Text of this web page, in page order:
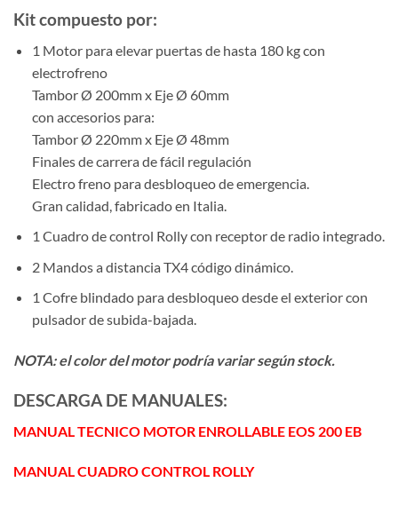
Kit compuesto por:
1 Motor para elevar puertas de hasta 180 kg con
electrofreno
Tambor Ø 200mm x Eje Ø 60mm
con accesorios para:
Tambor Ø 220mm x Eje Ø 48mm
Finales de carrera de fácil regulación
Electro freno para desbloqueo de emergencia.
Gran calidad, fabricado en Italia.
1 Cuadro de control Rolly con receptor de radio integrado.
2 Mandos a distancia TX4 código dinámico.
1 Cofre blindado para desbloqueo desde el exterior con
pulsador de subida-bajada.
NOTA: el color del motor podría variar según stock.
DESCARGA DE MANUALES:
MANUAL TECNICO MOTOR ENROLLABLE EOS 200 EB
MANUAL CUADRO CONTROL ROLLY